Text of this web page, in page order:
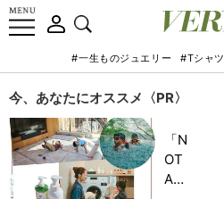
#一生ものジュエリー #Tシャツ
今、あなたにオススメ〈PR〉
「N
OT
A